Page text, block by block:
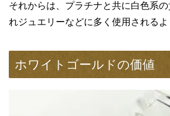
それからは、プラチナと共に白色系
れジュエリーなどに多く使用されるよ
ホワイトゴールドの価値